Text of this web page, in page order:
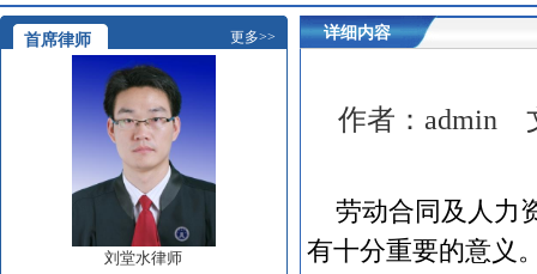
首席律师 更多>>
刘堂水律师
详细内容
作者： admin
劳动合同及人力
有十分重要的意义